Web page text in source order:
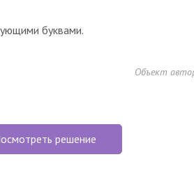
буквами.
Объект
решение